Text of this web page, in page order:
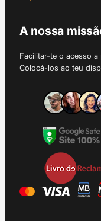
A nossa
Facilitar-te o acesso
Colocá-los ao teu